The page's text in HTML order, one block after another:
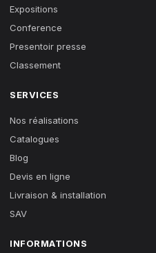
Expositions
Conference
Presentoir presse
Classement
SERVICES
Nos réalisations
Catalogues
Blog
Devis en ligne
Livraison & installation
SAV
INFORMATIONS